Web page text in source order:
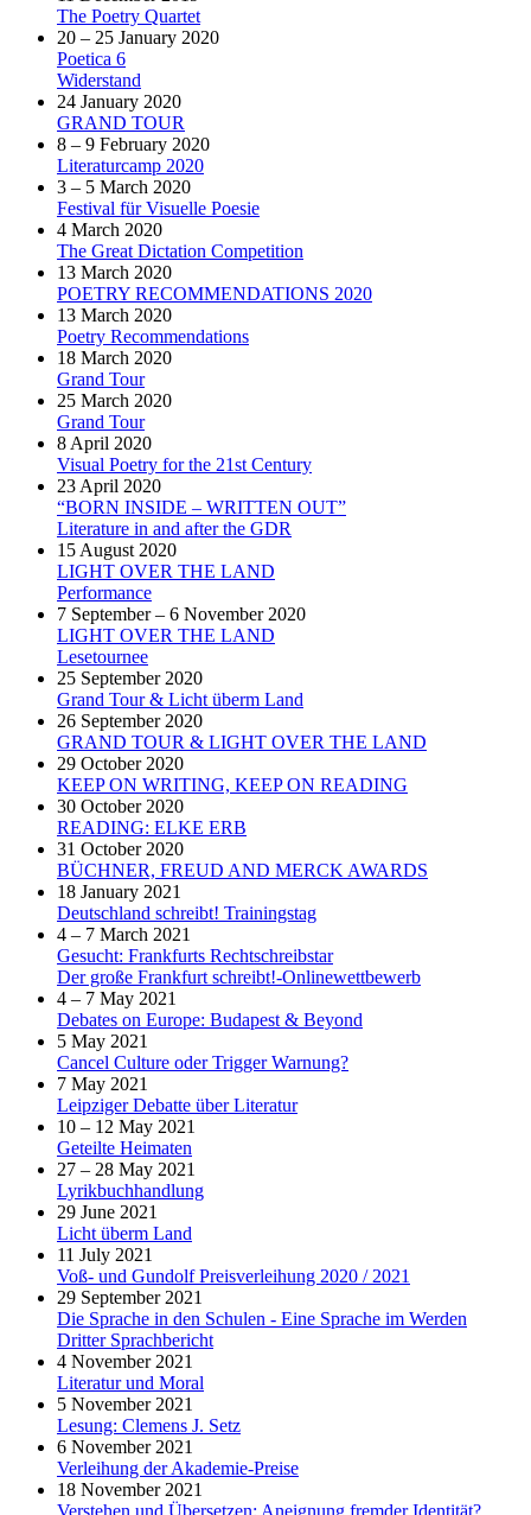
The Poetry Quartet
20 – 25 January 2020
Poetica 6
Widerstand
24 January 2020
GRAND TOUR
8 – 9 February 2020
Literaturcamp 2020
3 – 5 March 2020
Festival für Visuelle Poesie
4 March 2020
The Great Dictation Competition
13 March 2020
POETRY RECOMMENDATIONS 2020
13 March 2020
Poetry Recommendations
18 March 2020
Grand Tour
25 March 2020
Grand Tour
8 April 2020
Visual Poetry for the 21st Century
23 April 2020
“BORN INSIDE – WRITTEN OUT”
Literature in and after the GDR
15 August 2020
LIGHT OVER THE LAND
Performance
7 September – 6 November 2020
LIGHT OVER THE LAND
Lesetournee
25 September 2020
Grand Tour & Licht überm Land
26 September 2020
GRAND TOUR & LIGHT OVER THE LAND
29 October 2020
KEEP ON WRITING, KEEP ON READING
30 October 2020
READING: ELKE ERB
31 October 2020
BÜCHNER, FREUD AND MERCK AWARDS
18 January 2021
Deutschland schreibt! Trainingstag
4 – 7 March 2021
Gesucht: Frankfurts Rechtschreibstar
Der große Frankfurt schreibt!-Onlinewettbewerb
4 – 7 May 2021
Debates on Europe: Budapest & Beyond
5 May 2021
Cancel Culture oder Trigger Warnung?
7 May 2021
Leipziger Debatte über Literatur
10 – 12 May 2021
Geteilte Heimaten
27 – 28 May 2021
Lyrikbuchhandlung
29 June 2021
Licht überm Land
11 July 2021
Voß- und Gundolf Preisverleihung 2020 / 2021
29 September 2021
Die Sprache in den Schulen - Eine Sprache im Werden
Dritter Sprachbericht
4 November 2021
Literatur und Moral
5 November 2021
Lesung: Clemens J. Setz
6 November 2021
Verleihung der Akademie-Preise
18 November 2021
Verstehen und Übersetzen: Aneignung fremder Identität?